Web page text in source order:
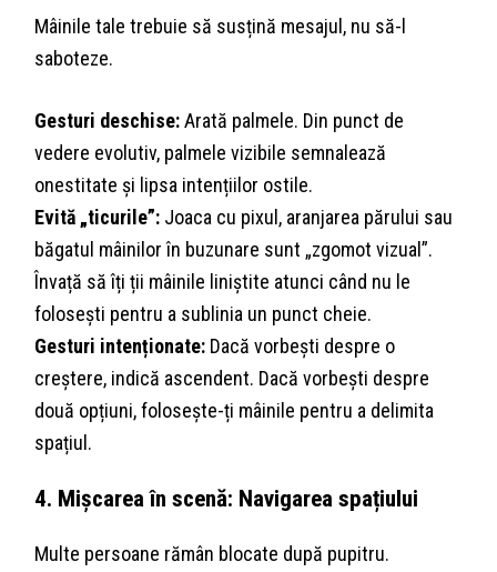
Mâinile tale trebuie să susțină mesajul, nu să-l
saboteze.
Gesturi deschise:Arată palmele. Din punct de
vedere evolutiv, palmele vizibile semnalează
onestitate și lipsa intențiilor ostile.
Evită „ticurile”: Joaca cu pixul, aranjarea părului sau
băgatul mâinilor în buzunare sunt „zgomot vizual”.
Învață să îți ții mâinile liniștite atunci când nu le
folosești pentru a sublinia un punct cheie.
Gesturi intenționate: Dacă vorbești despre o
creștere, indică ascendent. Dacă vorbești despre
două opțiuni, folosește-ți mâinile pentru a delimita
spațiul.
4. Mișcarea în scenă: Navigarea spațiului
Multe persoane rămân blocate după pupitru.